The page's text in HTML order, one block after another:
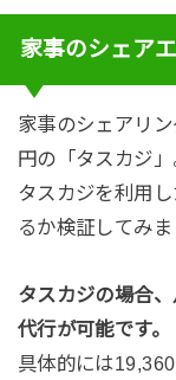
家事のシェア
家事のシェアリ
円の「タスカジ」
タスカジを利用
るか検証してみま
タスカジの場合
代行が可能です。
具体的には